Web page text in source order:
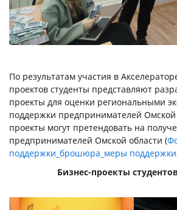
По результатам участия в
проектов студенты представляют
проекты для оценки региональными
поддержки предпринимателей
проекты могут претендовать на
предпринимателей Омской области (
поддержки_брошюра_меры
Бизнес-проекты